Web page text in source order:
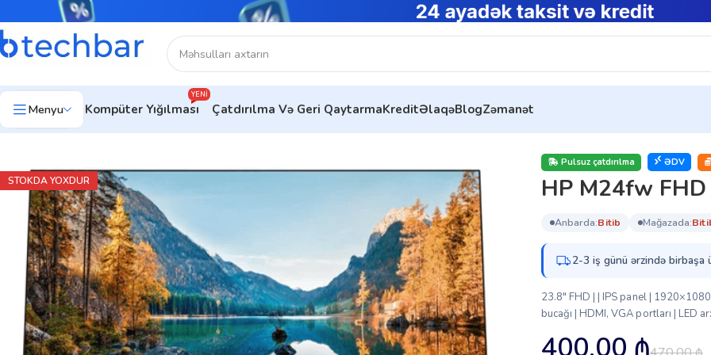
Menyu Kompüter Yığılması
YENI
Çatdırılma Və Geri QaytarmaKreditƏlaqəBlogZəmanət
Ev Kompüter avadanlıqları
STOKDA YOXDUR
Pulsuz çatdırılma ƏDV
HP M24fw
anbarda: bi̇ti̇b mağazada:
2-3 iş günü ərzində birbaşa
23.8″ FHD | | IPS panel |
bucağı | HDMI, VGA portları | LED